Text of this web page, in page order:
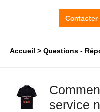
Contacter
Accueil Questions -
service